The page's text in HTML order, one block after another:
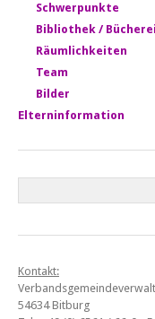
Schwerpunkte
Bibliothek / Bücherei
Räumlichkeiten
Team
Bilder
Elterninformation
Kontakt:
54634 Bitburg